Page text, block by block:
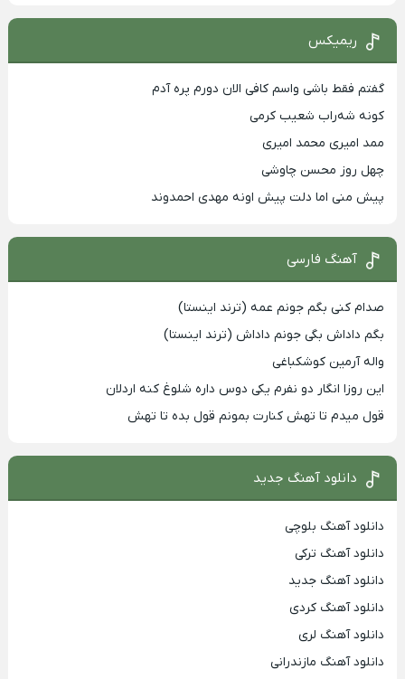
ریمیکس
گفتم فقط باشی واسم کافی الان دورم پره آدم
کونه شه‌راب شعیب کرمی
ممد امیری محمد امیری
چهل روز محسن چاوشی
پیش منی اما دلت پیش اونه مهدی احمدوند
آهنگ فارسی
صدام کنی بگم جونم عمه (ترند اینستا)
بگم داداش بگی جونم داداش (ترند اینستا)
واله آرمین کوشکباغی
این روزا انگار دو نفرم یکی دوس داره شلوغ کنه اردلان
قول میدم تا تهش کنارت بمونم قول بده تا تهش
دانلود آهنگ جدید
دانلود آهنگ بلوچی
دانلود آهنگ ترکی
دانلود آهنگ جدید
دانلود آهنگ کردی
دانلود آهنگ لری
دانلود آهنگ مازندرانی